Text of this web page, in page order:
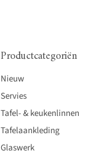
Productcategoriën
Nieuw
Servies
Tafel- & keukenlinnen
Tafelaankleding
Glaswerk